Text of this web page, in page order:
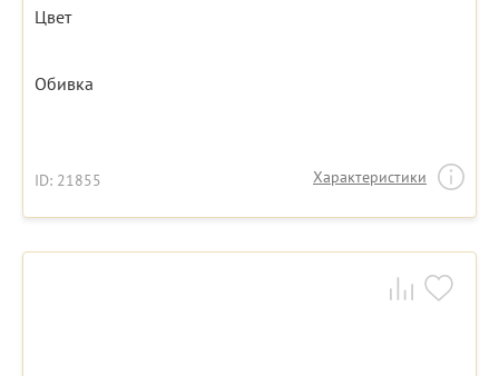
Цвет
Обивка
ID: 21855 Характеристики